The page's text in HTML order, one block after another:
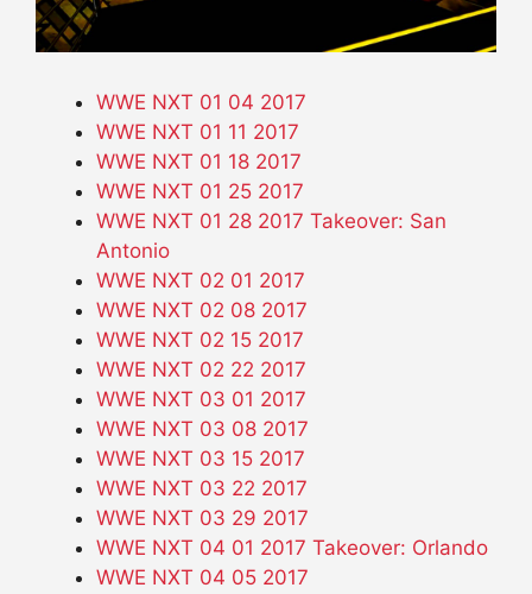
WWE NXT 01 04 2017
WWE NXT 01 11 2017
WWE NXT 01 18 2017
WWE NXT 01 25 2017
WWE NXT 01 28 2017 Takeover: San
Antonio
WWE NXT 02 01 2017
WWE NXT 02 08 2017
WWE NXT 02 15 2017
WWE NXT 02 22 2017
WWE NXT 03 01 2017
WWE NXT 03 08 2017
WWE NXT 03 15 2017
WWE NXT 03 22 2017
WWE NXT 03 29 2017
WWE NXT 04 01 2017 Takeover: Orlando
WWE NXT 04 05 2017